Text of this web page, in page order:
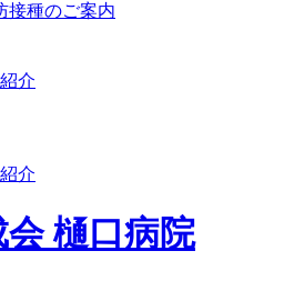
接種のご案内
介
介
樋口病院